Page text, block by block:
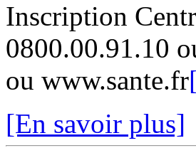
Inscription
0800.00.91.10
ou www.sante.fr
[En savoir plus]